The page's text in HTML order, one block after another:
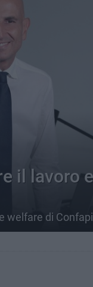
il lavoro
welfare di